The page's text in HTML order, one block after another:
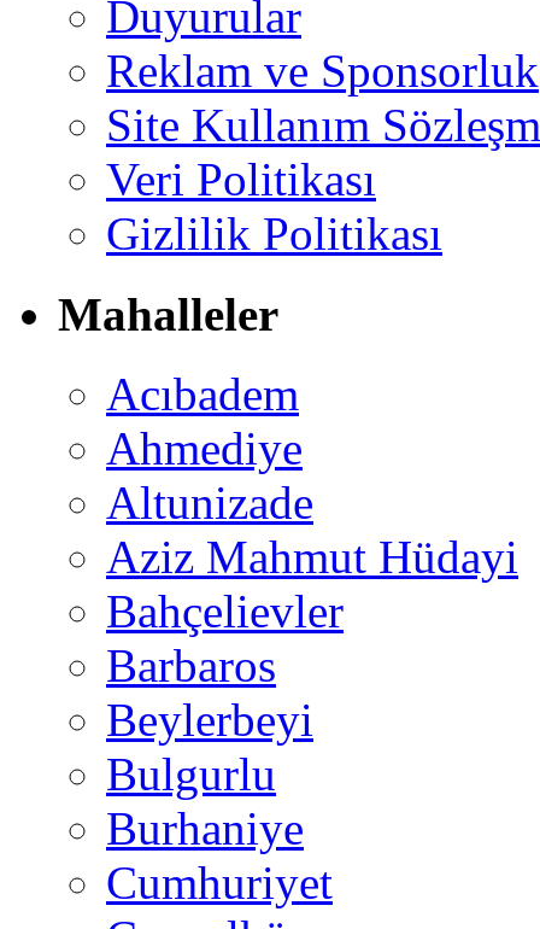
Duyurular
Reklam ve Sponsorluk
Site Kullanım
Veri Politikası
Gizlilik Politikası
Mahalleler
Acıbadem
Ahmediye
Altunizade
Aziz Mahmut Hüdayi
Bahçelievler
Barbaros
Beylerbeyi
Bulgurlu
Burhaniye
Cumhuriyet